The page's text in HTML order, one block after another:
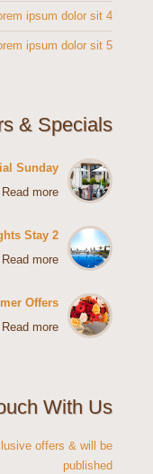
الرسالة*
الإلكتروني
ipsum dolor sit 4
ipsum dolor sit 5
& Specials
Sunday!
Read more
2 Nights Stay!
Read more
Offers!
Read more
With Us
offers & will be
published